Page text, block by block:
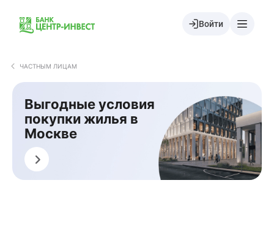
Войти
ЧАСТНЫМ ЛИЦАМ
Выгодные условия
покупки жилья в
Москве
Оформить